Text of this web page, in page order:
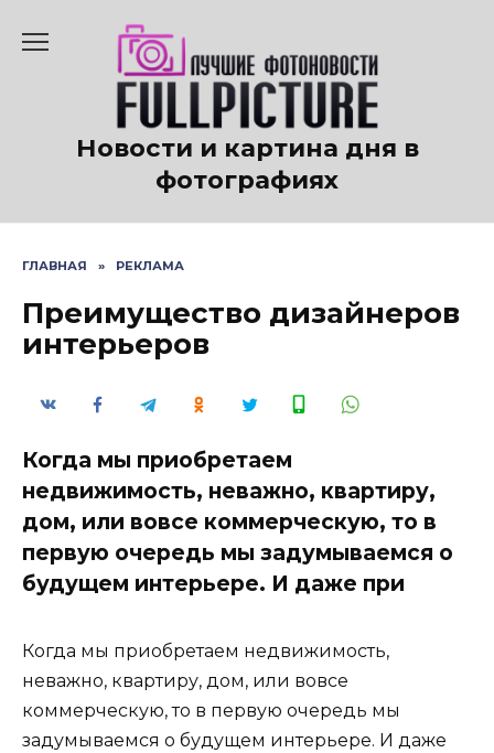
содержанию
Новости и картина дня в
фотографиях
ГЛАВНАЯ » РЕКЛАМА
Преимущество дизайнеров
интерьеров
Когда мы приобретаем
недвижимость, неважно, квартиру,
дом, или вовсе коммерческую, то в
первую очередь мы задумываемся о
будущем интерьере. И даже при
Когда мы приобретаем недвижимость,
неважно, квартиру, дом, или вовсе
коммерческую, то в первую очередь мы
задумываемся о будущем интерьере. И даже